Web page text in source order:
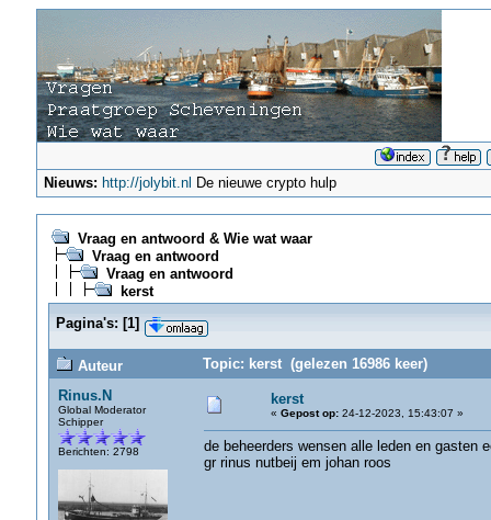
Nieuws: http://jolybit.nl De nieuwe crypto hulp
Vraag en antwoord & Wie wat waar
Vraag en antwoord
Vraag en antwoord
kerst
Pagina's: [1]
Auteur
Topic: kerst (gelezen 16986 keer)
Rinus.N
Global Moderator
Schipper
Berichten: 2798
kerst
« Gepost op:24-12-2023, 15:43:07 »
de beheerders wensen alle leden en gasten
gr rinus nutbeij em johan roos